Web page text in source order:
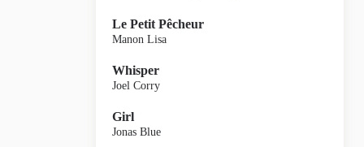
Le Petit Pêcheur
Manon Lisa
Whisper
Joel Corry
Girl
Jonas Blue